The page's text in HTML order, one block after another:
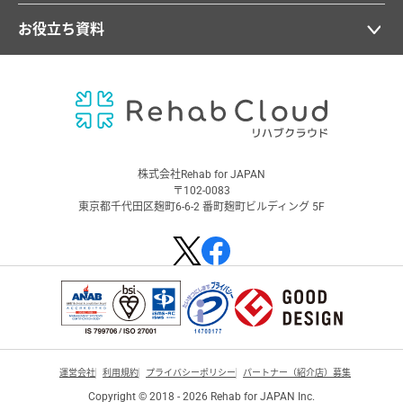
お役立ち資料
株式会社Rehab for JAPAN
〒102-0083
東京都千代田区麹町6-6-2 番町麹町ビルディング 5F
運営会社 利用規約 プライバシーポリシー パートナー（紹介店）募集
Copyright © 2018 - 2026 Rehab for JAPAN Inc.